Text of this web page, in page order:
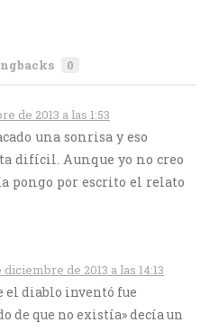
0
de 2013 a las 1:53
una sonrisa y eso
difícil. Aunque yo no creo
pongo por escrito el relato
diciembre de 2013 a las 14:13
el diablo inventó fue
de que no existía» decía un